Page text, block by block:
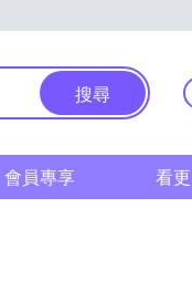
搜尋
會員專享 看